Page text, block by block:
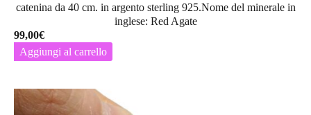
catenina da 40 cm. in argento sterling 925.Nome del minerale in
inglese: Red Agate
99,00€
Aggiungi al carrello